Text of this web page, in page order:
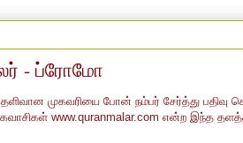
- ப்ரோமோ
முகவரியை போன் நம்பர் சேர்த்து பதிவு
www.quranmalar.com என்ற இந்த